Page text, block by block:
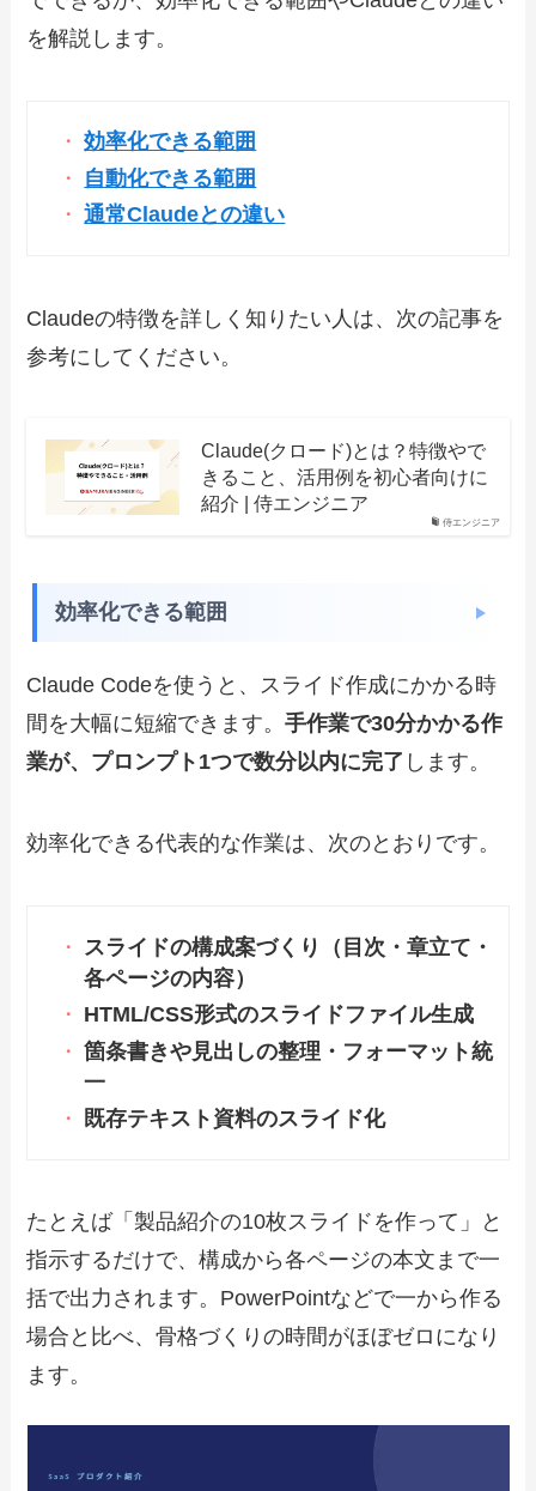
を解説します。
効率化できる範囲
自動化できる範囲
通常Claudeとの違い
Claudeの特徴を詳しく知りたい人は、次の記事を
参考にしてください。
侍エンジニア
Claude(クロード)とは？特徴やで
きること、活用例を初心者向けに
紹介 | 侍エンジニア
効率化できる範囲
Claude Codeを使うと、スライド作成にかかる時
間を大幅に短縮できます。手作業で30分かかる作
業が、プロンプト1つで数分以内に完了 します。
効率化できる代表的な作業は、次のとおりです。
スライドの構成案づくり（目次・章立て・
各ページの内容）
HTML/CSS形式のスライドファイル生成
箇条書きや見出しの整理・フォーマット統
一
既存テキスト資料のスライド化
たとえば「製品紹介の10枚スライドを作って」と
指示するだけで、構成から各ページの本文まで一
括で出力されます。PowerPointなどで一から作る
場合と比べ、骨格づくりの時間がほぼゼロになり
ます。